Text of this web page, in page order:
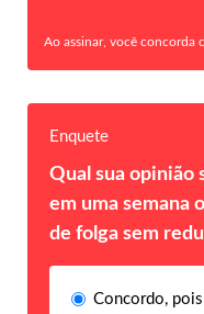
Ao assinar, você concorda
Enquete
Qual sua opinião
em uma semana
de folga sem
Concordo,